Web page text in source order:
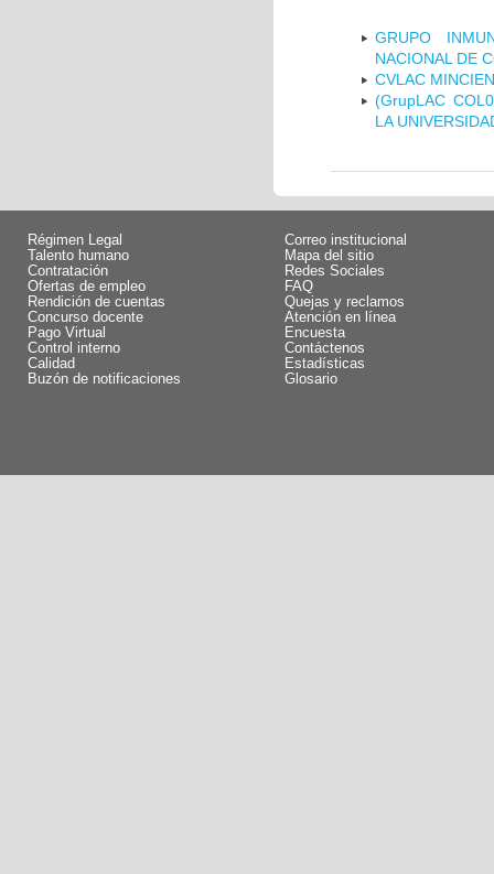
GRUPO
NACIONAL DE
CVLAC
(GrupLAC
LA
Régimen Legal
Talento humano
Contratación
Ofertas de empleo
Rendición de cuentas
Concurso docente
Pago Virtual
Control interno
Calidad
Buzón de notificaciones
Correo institucional
Mapa del sitio
Redes Sociales
FAQ
Quejas y reclamos
Atención en línea
Encuesta
Contáctenos
Estadísticas
Glosario